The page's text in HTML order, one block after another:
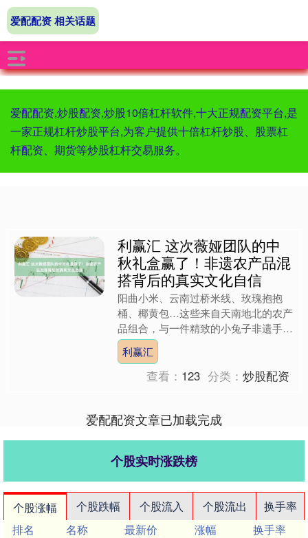
爱配配资,炒股配资,炒股10倍杠杆软件,十大正规配资平台,是
一家正规杠杆炒股平台,为客户提供十倍杠杆炒股、股票杠
杆配资、期货等炒股杠杆交易服务。
爱配配资 相关话题
利赢汇 这次薇娅团队的中
秋礼盒赢了！非遗农产品混
搭背后的真实文化自信
阳曲小米、云南过桥米线、玫瑰抱抱
桶、椰黄包…这些来自天南地北的农产
品组合，与一件精致的小兔子非遗手作
香囊意外相遇。 当“王的手创”团队打开
薇娅团队送来的中秋礼盒....
利赢汇
查看： 123 分类：炒股配资
爱配配资文章已加载完成
个股实时涨跌榜
个股涨幅 个股跌幅 个股流入 个股流出
换手率
排名
名称 最新价 涨幅
换手率